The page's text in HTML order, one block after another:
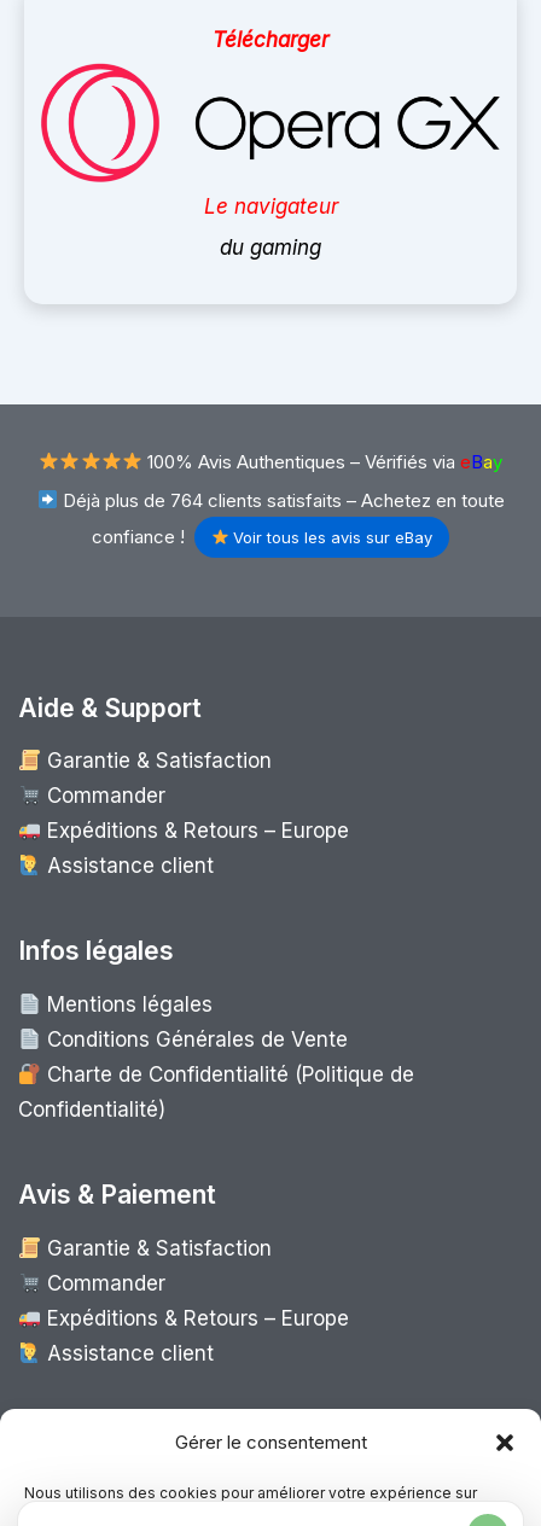
Gérer le consentement
Nous utilisons des cookies pour améliorer votre expérience sur
notre site, analyser le trafic et proposer des contenus personnalisés.
Télécharger
Le navigateur
du gaming
100% Avis Authentiques – Vérifiés via eBay
Déjà plus de 764 clients satisfaits – Achetez en toute
confiance !
Voir tous les avis sur eBay
Aide & Support
Garantie & Satisfaction
Commander
Expéditions & Retours – Europe
Assistance client
Infos légales
Mentions légales
Conditions Générales de Vente
Charte de Confidentialité (Politique de
Confidentialité)
Avis & Paiement
Garantie & Satisfaction
Commander
Expéditions & Retours – Europe
Assistance client
Expédition Europe